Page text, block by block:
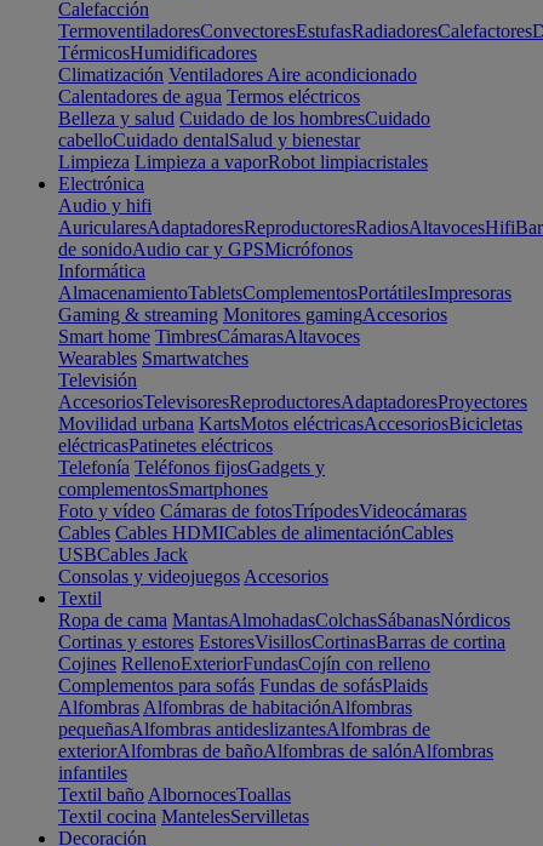
Calefacción
TermoventiladoresConvectoresEstufasRadiadoresCalefactores
TérmicosHumidificadores
Climatización Ventiladores Aire acondicionado
Calentadores de agua Termos eléctricos
Belleza y salud Cuidado de los hombresCuidado
cabelloCuidado dentalSalud y bienestar
Limpieza Limpieza a vaporRobot limpiacristales
Electrónica
Audio y hifi
AuricularesAdaptadoresReproductoresRadiosAltavocesHifi
de sonidoAudio car y GPSMicrófonos
Informática
AlmacenamientoTabletsComplementosPortátilesImpresoras
Gaming & streaming Monitores gamingAccesorios
Smart home TimbresCámarasAltavoces
Wearables Smartwatches
Televisión
AccesoriosTelevisoresReproductoresAdaptadoresProyectores
Movilidad urbana KartsMotos eléctricasAccesoriosBicicletas
eléctricasPatinetes eléctricos
Telefonía Teléfonos fijosGadgets y
complementosSmartphones
Foto y vídeo Cámaras de fotosTrípodesVideocámaras
Cables Cables HDMICables de alimentaciónCables
USBCables Jack
Consolas y videojuegos Accesorios
Textil
Ropa de cama MantasAlmohadasColchasSábanasNórdicos
Cortinas y estores EstoresVisillosCortinasBarras de cortina
Cojines RellenoExteriorFundasCojín con relleno
Complementos para sofás Fundas de sofásPlaids
Alfombras Alfombras de habitaciónAlfombras
pequeñasAlfombras antideslizantesAlfombras de
exteriorAlfombras de bañoAlfombras de salónAlfombras
infantiles
Textil baño AlbornocesToallas
Textil cocina MantelesServilletas
Decoración